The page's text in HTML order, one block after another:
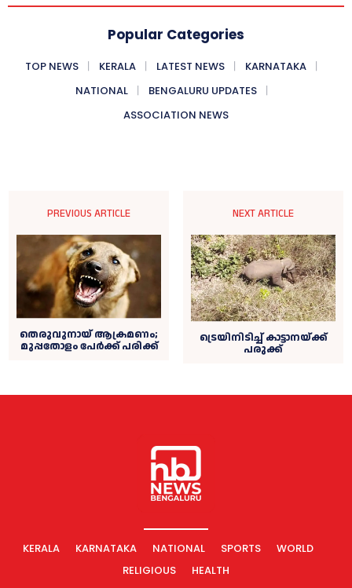
Popular Categories
TOP NEWS KERALA LATEST NEWS
KARNATAKA
NATIONAL
BENGALURU UPDATES
ASSOCIATION NEWS
PREVIOUS ARTICLE
തെരുവുനായ് ആക്രമണം;
മുപ്പതോളം പേര്‍ക്ക് പരിക്ക്
NEXT ARTICLE
ട്രെയിനിടിച്ച്‌ കാട്ടാനയ്ക്ക്
പരുക്ക്
KERALA KARNATAKA NATIONAL SPORTS
WORLD
RELIGIOUS
HEALTH